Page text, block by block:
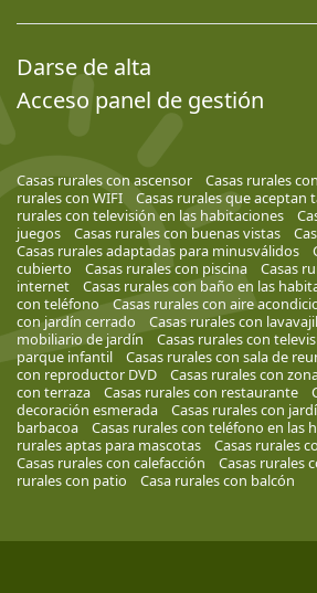
Darse de alta
Acceso panel de gestión
Casas rurales con ascensor Casas rurales
rurales con WIFI
Casas rurales que aceptan
rurales con televisión en las habitaciones
juegos
Casas rurales con buenas vistas
Casas rurales adaptadas para minusválidos
cubierto
Casas rurales con piscina
Casas
internet
Casas rurales con baño en las
con teléfono
Casas rurales con aire
con jardín cerrado
Casas rurales con
mobiliario de jardín
Casas rurales con
parque infantil
Casas rurales con sala de
con reproductor DVD
Casas rurales con
con terraza
Casas rurales con restaurante
decoración esmerada
Casas rurales con
barbacoa
Casas rurales con teléfono en las
rurales aptas para mascotas
Casas rurales
Casas rurales con calefacción
Casas rurales
rurales con patio
Casa rurales con balcón